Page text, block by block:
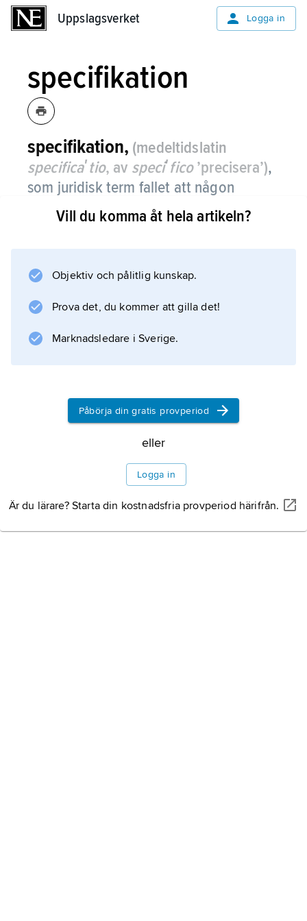
Uppslagsverket Logga in
specifikation
specifikation, (medeltidslatin
specificaʹtio, av speciʹfico’precisera’),
som juridisk term fallet att någon
förvärvar äganderätt till ett föremål
genom att bearbeta annans egendom,
på en duk som tillhör någon annan än
honom själv.
Vill du komma åt hela artikeln?
Objektiv och pålitlig kunskap.
Prova det, du kommer att gilla det!
Marknadsledare i Sverige.
Påbörja din gratis provperiod
eller
Logga in
Är du lärare? Starta din kostnadsfria provperiod härifrån.